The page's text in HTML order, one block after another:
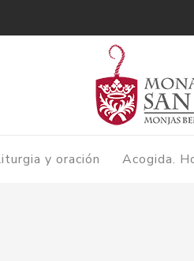
y oración Acogida.